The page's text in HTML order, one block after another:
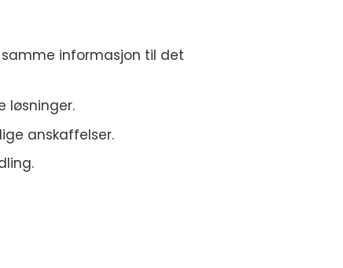
informasjon til det
løsninger.
anskaffelser.